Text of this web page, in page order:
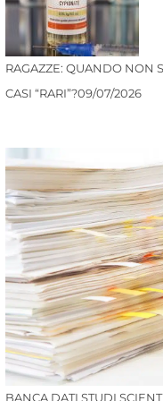
RAGAZZE: QUANDO NON
CASI “RARI”?09/07/2026
BANCA DATI STUDI